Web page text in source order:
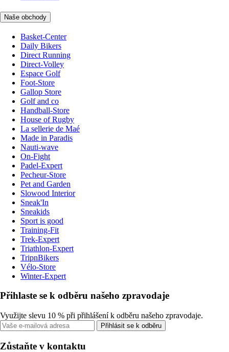
Naše obchody
Basket-Center
Daily Bikers
Direct Running
Direct-Volley
Espace Golf
Foot-Store
Gallop Store
Golf and co
Handball-Store
House of Rugby
La sellerie de Maé
Made in Paradis
Nauti-wave
On-Fight
Padel-Expert
Pecheur-Store
Pet and Garden
Slowood Interior
Sneak'In
Sneakids
Sport is good
Training-Fit
Trek-Expert
Triathlon-Expert
TripnBikers
Vélo-Store
Winter-Expert
Přihlaste se k odběru našeho zpravodaje
Využijte slevu 10 % při přihlášení k odběru našeho zpravodaje.
Přihlásit se k odběru
Zůstaňte v kontaktu